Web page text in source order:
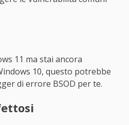
11 ma stai ancora
10, questo potrebbe
di errore BSOD per te.